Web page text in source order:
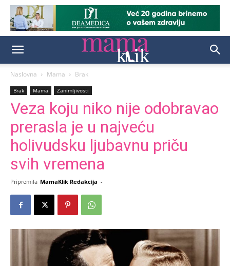
Naslovna Mama Brak
Brak Mama Zanimljivosti
Veza koju niko nije odobravao
prerasla je u najveću
holivudsku ljubavnu priču
svih vremena
Pripremila MamaKlik Redakcija -